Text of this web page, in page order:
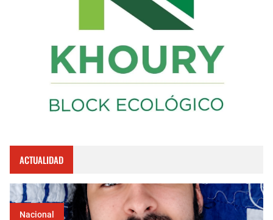
ACTUALIDAD
Nacional